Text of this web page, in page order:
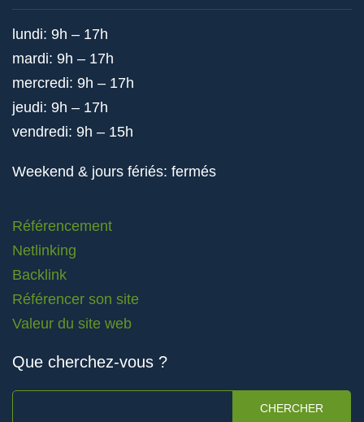
lundi: 9h – 17h
mardi: 9h – 17h
mercredi: 9h – 17h
jeudi: 9h – 17h
vendredi: 9h – 15h
Weekend & jours fériés: fermés
Référencement
Netlinking
Backlink
Référencer son site
Valeur du site web
Que cherchez-vous ?
CHERCHER